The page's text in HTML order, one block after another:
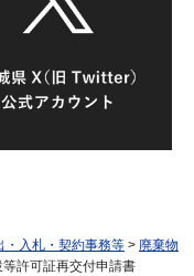
・入札・契約事務等 > 廃棄物
許可証再交付申請書